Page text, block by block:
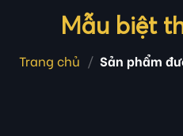
Mẫu biệt
Trang chủ / Sản phẩm